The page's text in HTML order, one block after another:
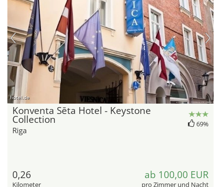
hotel.de
Konventa Sēta Hotel - Keystone
Collection
Riga
69%
0,26
Kilometer
ab 100,00 EUR
pro Zimmer und Nacht